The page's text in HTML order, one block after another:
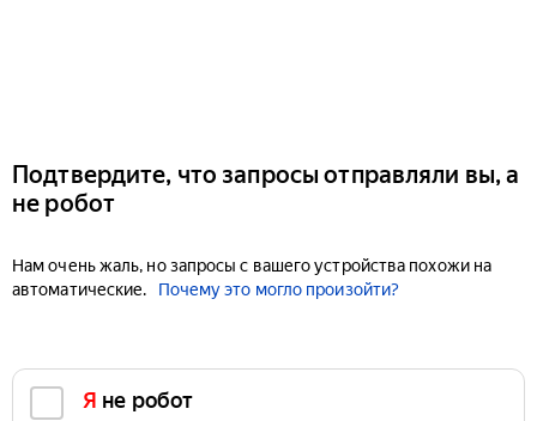
Подтвердите, что запросы отправляли вы, а
не робот
Нам очень жаль, но запросы с вашего устройства похожи на
автоматические.
Почему это могло произойти?
Я не робот